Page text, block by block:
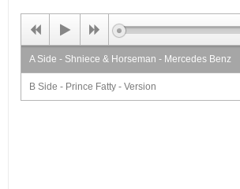
A Side - Shniece & Horseman - Mercedes Benz
B Side - Prince Fatty - Version